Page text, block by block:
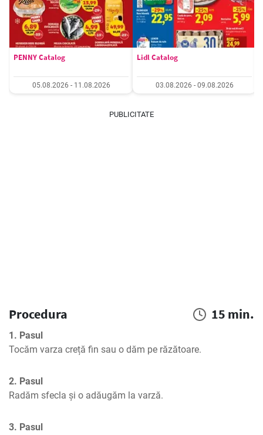
PENNY Catalog
05.08.2026 - 11.08.2026
Lidl Catalog
03.08.2026 - 09.08.2026
PUBLICITATE
Procedura 15 min.
1. Pasul
Tocăm varza creță fin sau o dăm pe răzătoare.
2. Pasul
Radăm sfecla și o adăugăm la varză.
3. Pasul